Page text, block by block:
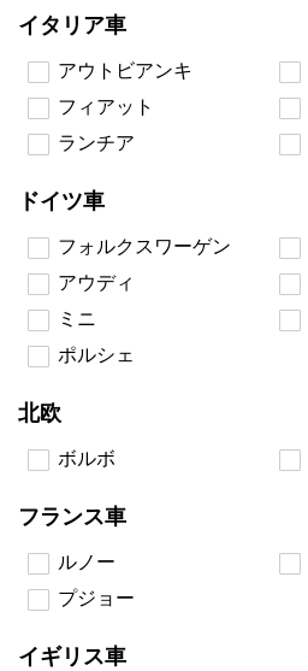
イタリア車
アウトビアンキ
フィアット
ランチア
ドイツ車
フォルクスワーゲン
アウディ
ミニ
ポルシェ
北欧
ボルボ
フランス車
ルノー
プジョー
イギリス車